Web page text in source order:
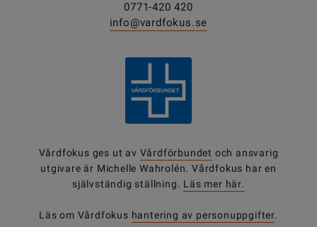
0771-420 420
info@vardfokus.se
Vårdfokus ges ut av Vårdförbundet och ansvarig
utgivare är Michelle Wahrolén. Vårdfokus har en
självständig ställning. Läs mer här.
Läs om Vårdfokus hantering av personuppgifter.